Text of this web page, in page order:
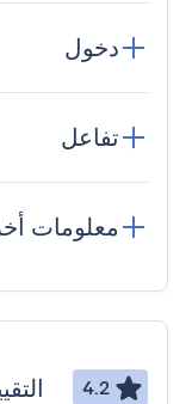
دخول
تفاعل
معلومات
4.2